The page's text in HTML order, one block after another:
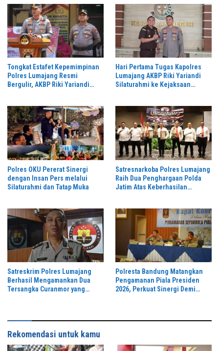
Tongkat Estafet Kepemimpinan
Polres Lumajang Resmi
Bergulir, AKBP Riki Yariandi
Hari Pertama Tugas Kapolres
Lumajang AKBP Riki Yariandi
Silaturahmi ke Kejaksaan
Polres OKU Pererat Sinergi
dengan Insan Pers melalui
Silaturahmi dan Tatap Muka
Satresnarkoba Polres Lumajang
Raih Dua Penghargaan Polda
Jatim Atas Keberhasilan
Satreskrim Polres Lumajang
Berhasil Mengamankan Dua
Tersangka Curanmor yang
Polresta Bandung Matangkan
Pengamanan Piala Presiden
2026, Perkuat Sinergi Demi
Rekomendasi untuk kamu